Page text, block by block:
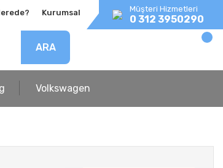
Kurumsal Müşteri Hizmetleri
0 312 3950290
ARA
Volkswagen